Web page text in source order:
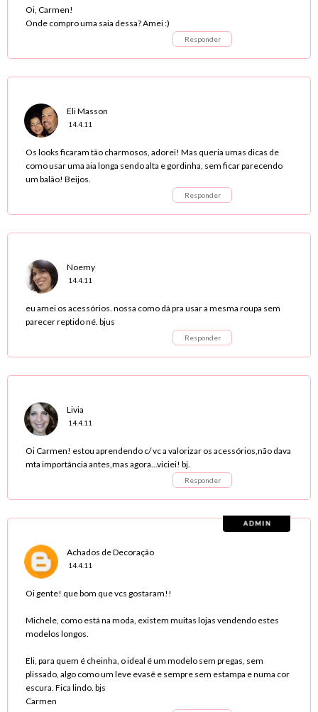
Oi, Carmen!
Onde compro uma saia dessa? Amei :)
Responder
Eli Masson
14.4.11
Os looks ficaram tão charmosos, adorei! Mas queria umas dicas de
como usar uma aia longa sendo alta e gordinha, sem ficar parecendo
um balão! Beijos.
Responder
Noemy
14.4.11
eu amei os acessórios. nossa como dá pra usar a mesma roupa sem
parecer reptido né. bjus
Responder
Livia
14.4.11
Oi Carmen! estou aprendendo c/ vc a valorizar os acessórios,não dava
mta importância antes,mas agora...viciei! bj.
Responder
Achados de Decoração
14.4.11
Oi gente! que bom que vcs gostaram!!
Michele, como está na moda, existem muitas lojas vendendo estes
modelos longos.
Eli, para quem é cheinha, o ideal é um modelo sem pregas, sem
plissado, algo como um leve evasê e sempre sem estampa e numa cor
escura. Fica lindo. bjs
Carmen